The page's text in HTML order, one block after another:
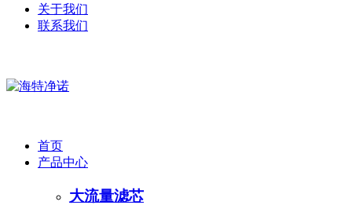
关于我们
联系我们
首页
产品中心
大流量滤芯